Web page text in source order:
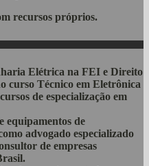
recursos próprios.
Elétrica na FEI e Direito
curso Técnico em Eletrônica
de especialização em
equipamentos de
advogado especializado
de empresas